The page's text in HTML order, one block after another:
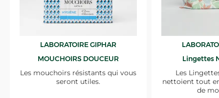
LABORATOIRE GIPHAR
MOUCHOIRS DOUCEUR
Les mouchoirs résistants qui vous
seront utiles.
Lingettes
Les
nettoient tout
de